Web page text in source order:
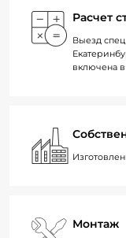
Расчет
Выезд
включена в
Монтаж